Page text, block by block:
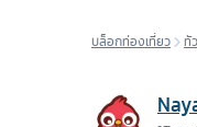
บล็อกท่องเที่ยว ทั